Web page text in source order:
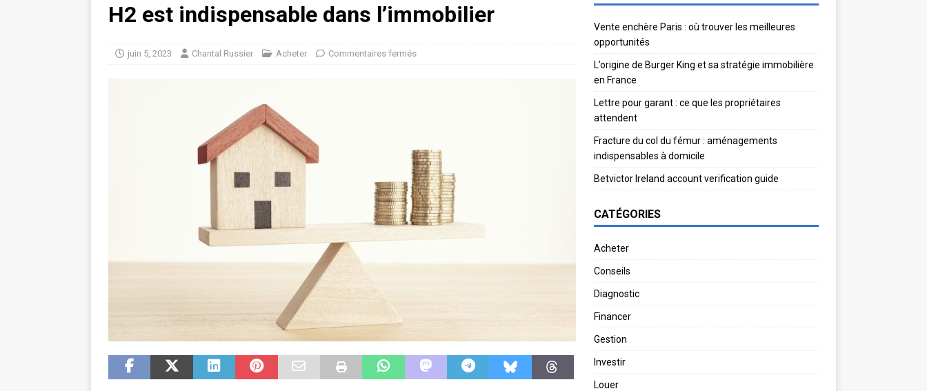
H2 est indispensable dans l’immobilier
juin 5, 2023 Chantal Russier Acheter Commentaires fermés
Vente enchère Paris : où trouver les meilleures
opportunités
L’origine de Burger King et sa stratégie immobilière
en France
Lettre pour garant : ce que les propriétaires
attendent
Fracture du col du fémur : aménagements
indispensables à domicile
Betvictor Ireland account verification guide
CATÉGORIES
Acheter
Conseils
Diagnostic
Financer
Gestion
Investir
Louer